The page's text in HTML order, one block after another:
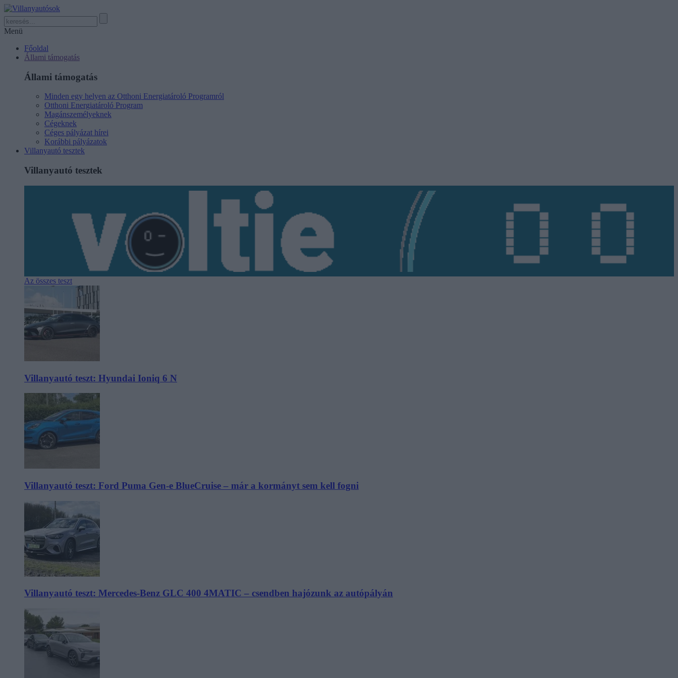
Menü
Főoldal
Állami támogatás
Állami támogatás
Minden egy helyen az Otthoni Energiatároló Programról
Otthoni Energiatároló Program
Magánszemélyeknek
Cégeknek
Céges pályázat hírei
Korábbi pályázatok
Villanyautó tesztek
Villanyautó tesztek
Az összes teszt
Villanyautó teszt: Hyundai Ioniq 6 N
Villanyautó teszt: Ford Puma Gen-e BlueCruise – már a kormányt sem kell fogni
Villanyautó teszt: Mercedes-Benz GLC 400 4MATIC – csendben hajózunk az autópályán